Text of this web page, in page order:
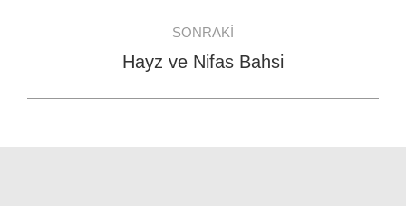
SONRAKI
Next
Hayz ve Nifas Bahsi